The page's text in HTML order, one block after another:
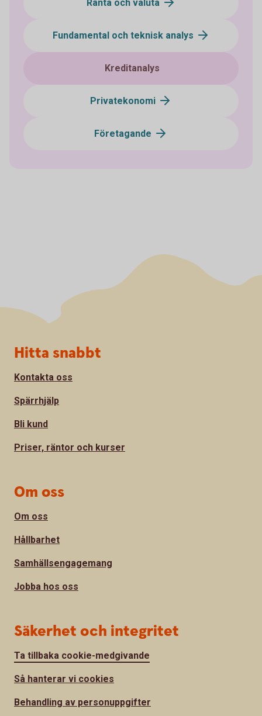
Ränta och valuta
Fundamental och teknisk analys
Kreditanalys
Privatekonomi
Företagande
Sidfot
Hitta snabbt
Kontakta oss
Spärrhjälp
Bli kund
Priser, räntor och kurser
Om oss
Om oss
Hållbarhet
Samhällsengagemang
Jobba hos oss
Säkerhet och integritet
Ta tillbaka cookie-medgivande
Så hanterar vi cookies
Behandling av personuppgifter